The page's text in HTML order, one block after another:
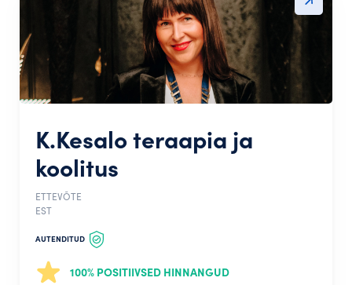
K.Kesalo teraapia ja
koolitus
ETTEVÕTE
EST
AUTENDITUD
100% POSITIIVSED HINNANGUD